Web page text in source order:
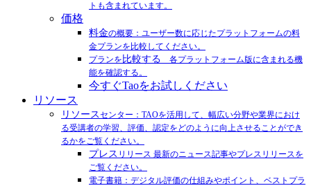
トも含まれています。
価格
料金の概要：ユーザー数に応じたプラットフォームの料
金プランを比較してください。
プランを 比較する 各プラットフォーム版に含まれる機
能を確認する。
今すぐTaoをお試しください
リソース
リソースセンター：TAOを活用して、幅広い分野や業界におけ
る受講者の学習、評価、認定をどのように向上させることができ
るかをご覧ください。
プレス リリース 最新のニュース記事やプレスリリースを
ご覧ください。
電子書籍：デジタル評価の仕組みやポイント、ベストプラ